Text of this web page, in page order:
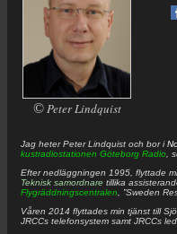
© Peter Lindquist
Jag heterPeter Lindquist och bor i
kustradiostationen Göteborg Radio ,
Efter nedläggningen 1995, flyttade
Teknisk samordnare tillika
Flygräddningscentralen , ”Sweden
Våren 2014 flyttades min tjänst till
JRCCs telefonsystem samt JRCCs